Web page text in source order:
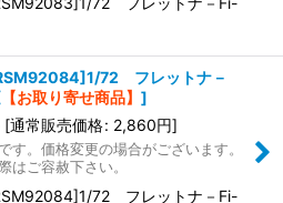
72 フレットナ－
【お取り寄せ商品】 ]
[通常販売価格: 2,860円]
す。価格変更の場合がございます。
はご容赦下さい。
72 フレットナ－Fi-